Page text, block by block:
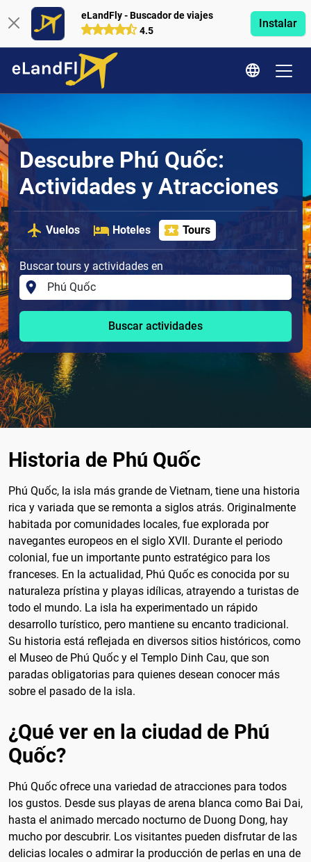
eLandFly - Buscador de viajes
4.5
Instalar
Descubre Phú Quốc:
Actividades y Atracciones
Vuelos Hoteles Tours
Buscar tours y actividades en
Buscar actividades
Historia de Phú Quốc
Phú Quốc, la isla más grande de Vietnam, tiene una historia
rica y variada que se remonta a siglos atrás. Originalmente
habitada por comunidades locales, fue explorada por
navegantes europeos en el siglo XVII. Durante el periodo
colonial, fue un importante punto estratégico para los
franceses. En la actualidad, Phú Quốc es conocida por su
naturaleza prístina y playas idílicas, atrayendo a turistas de
todo el mundo. La isla ha experimentado un rápido
desarrollo turístico, pero mantiene su encanto tradicional.
Su historia está reflejada en diversos sitios históricos, como
el Museo de Phú Quốc y el Templo Dinh Cau, que son
paradas obligatorias para quienes desean conocer más
sobre el pasado de la isla.
¿Qué ver en la ciudad de Phú
Quốc?
Phú Quốc ofrece una variedad de atracciones para todos
los gustos. Desde sus playas de arena blanca como Bai Dai,
hasta el animado mercado nocturno de Duong Dong, hay
mucho por descubrir. Los visitantes pueden disfrutar de las
delicias locales o admirar la producción de perlas en una de